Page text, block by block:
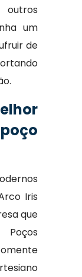
outros
um
de
Iris
que